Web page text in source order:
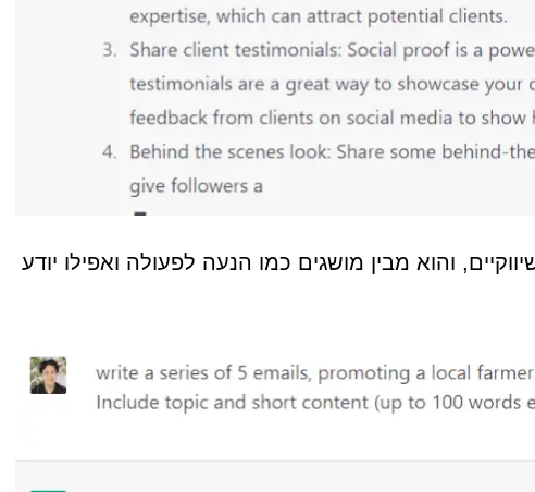
והוא מבין מושגים כמו הנעה לפעולה ואפילו יודע